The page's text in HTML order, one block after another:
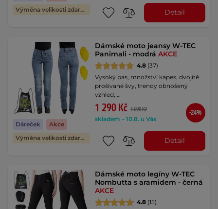
Výměna velikosti zdarma
Detail
Dáreček
Akce
Výměna velikosti zdarma
Dámské moto jeansy W-TEC
Panimali - modráAKCE
4.8 (37)
Vysoký pas, množství kapes, dvojitě
prošívané švy, trendy obnošený
vzhled, …
1 290 Kč 1 690 Kč
skladem – 10.8. u Vás
-24%
Detail
Dámské moto legíny W-TEC
Nombutta s aramidem - černá
AKCE
4.8 (15)